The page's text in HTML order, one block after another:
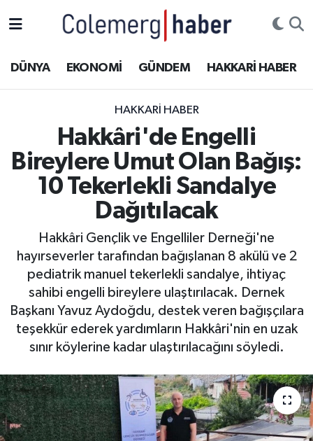
DÜNYA EKONOMİ GÜNDEM HAKKARİ HABER
HAKKARI HABER
Hakkâri'de Engelli
Bireylere Umut Olan Bağış:
10 Tekerlekli Sandalye
Dağıtılacak
Hakkâri Gençlik ve Engelliler Derneği'ne
hayırseverler tarafından bağışlanan 8 akülü ve 2
pediatrik manuel tekerlekli sandalye, ihtiyaç
sahibi engelli bireylere ulaştırılacak. Dernek
Başkanı Yavuz Aydoğdu, destek veren bağışçılara
teşekkür ederek yardımların Hakkâri'nin en uzak
sınır köylerine kadar ulaştırılacağını söyledi.
ASAYİŞ
DOĞA
DÜNYA
EĞİTİM
EKONOMİ
GÜNDEM
Hakkari Haber
İLGİNÇ HABERLER
KADIN
Hakkâri Hava Durumu
Hakkari Namaz Vakitleri
Hakkâri Trafik Yoğunluk Haritası
Süper Lig Puan Durumu ve Fikstür
Tüm Manşetler
Son Dakika Haberleri
Haber Arşivi